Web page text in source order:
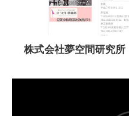
株式会社夢空間研究所